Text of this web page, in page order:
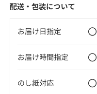
配送・包装について
お届け日指定 〇
お届け時間指定 〇
のし紙対応 〇